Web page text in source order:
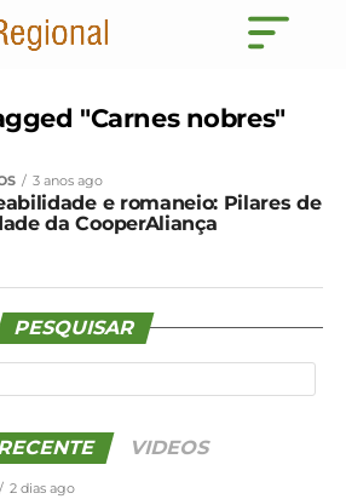
"Carnes nobres"
3 anos ago
e romaneio: Pilares de
da CooperAliança
PESQUISAR
VIDEOS
2 dias ago